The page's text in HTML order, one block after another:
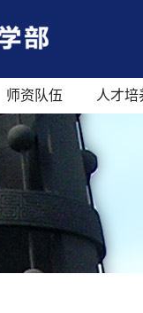
师资队伍 人才培